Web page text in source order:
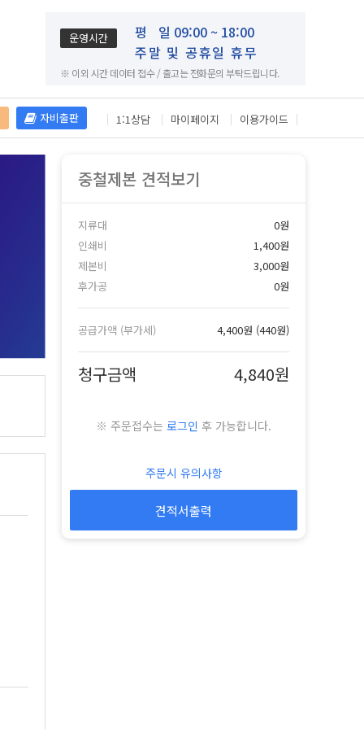
운영시간 평
일 09:00 ~ 18:00
주말 및 공휴일 휴무
※ 이외 시간 데이터 접수 / 출고는 전화문의 부탁드립니다.
자비출판 1:1상담 마이페이지 이용가이드
중철제본 견적보기
지류대
0원
인쇄비
1,400원
제본비
3,000원
후가공
0원
공급가액 (부가세) 4,400원 (440원)
청구금액 4,840원
※ 주문접수는 로그인 후 가능합니다.
주문시 유의사항
견적서출력